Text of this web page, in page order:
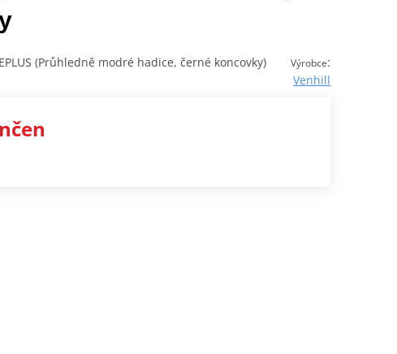
Výrobce:
Venhill
(Průhledně modré hadice, černé koncovky)